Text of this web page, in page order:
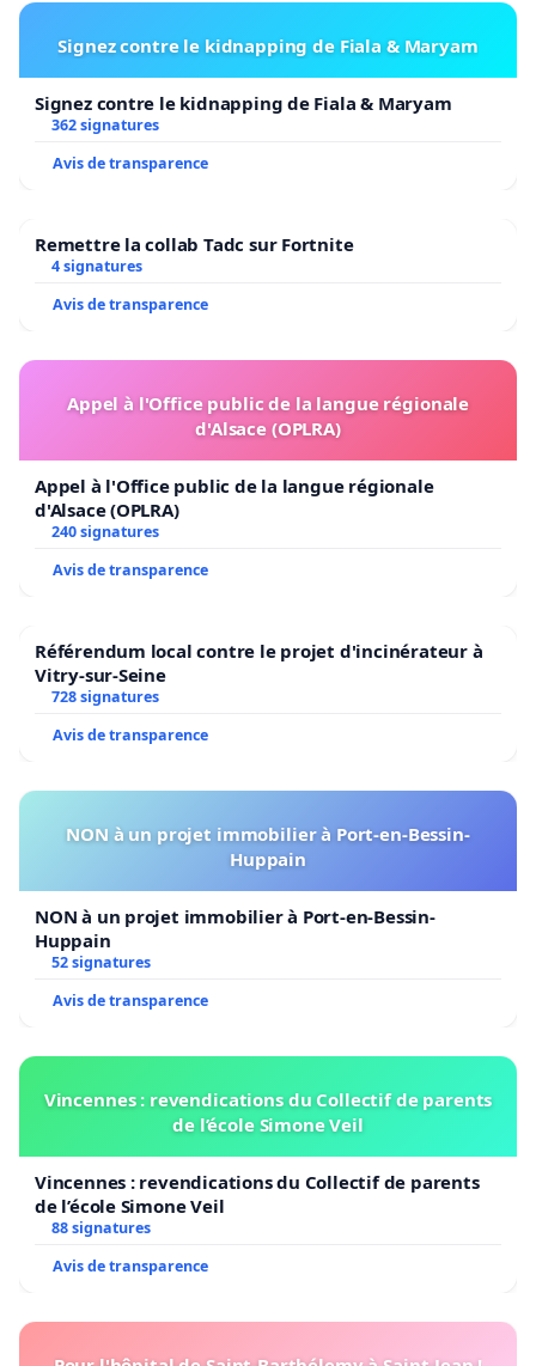
Signez contre le kidnapping de Fiala & Maryam
Signez contre le kidnapping de Fiala & Maryam
362 signatures
Avis de transparence
Remettre la collab Tadc sur Fortnite
4 signatures
Avis de transparence
Appel à l'Office public de la langue régionale
d'Alsace (OPLRA)
Appel à l'Office public de la langue régionale
d'Alsace (OPLRA)
240 signatures
Avis de transparence
Référendum local contre le projet d'incinérateur à
Vitry-sur-Seine
728 signatures
Avis de transparence
NON à un projet immobilier à Port-en-Bessin-
Huppain
NON à un projet immobilier à Port-en-Bessin-
Huppain
52 signatures
Avis de transparence
Vincennes : revendications du Collectif de parents
de l’école Simone Veil
Vincennes : revendications du Collectif de parents
de l’école Simone Veil
88 signatures
Avis de transparence